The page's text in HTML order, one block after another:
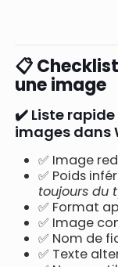
📋
une image
✔️ Liste
images dans
✅ Image
✅ Poids
toujours du
✅ Format
✅ Image
✅ Nom de
✅ Texte